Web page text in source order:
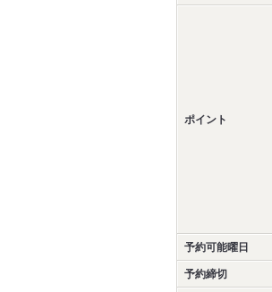
ポイント
予約可能曜日
予約締切